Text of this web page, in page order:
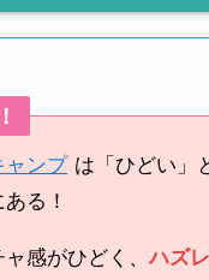
ャンプ は「ひどい」
る！
感がひどく、ハズ